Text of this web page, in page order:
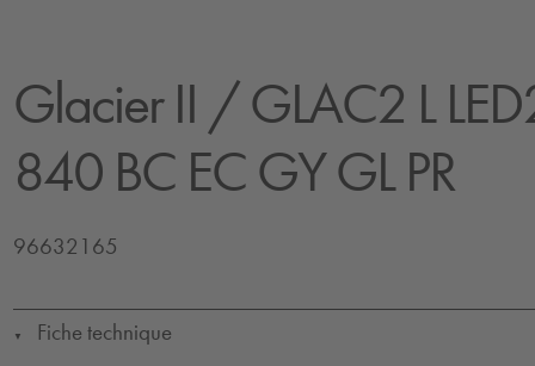
Glacier II / GLAC2 L
840 BC EC GY GL PR
96632165
▼
Fiche technique